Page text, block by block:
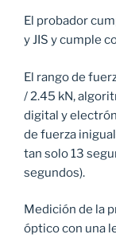
El probador
y JIS y cumple
El rango de
/ 2.45 kN,
digital y
de fuerza
tan solo 13
segundos).
Medición de la
óptico con una